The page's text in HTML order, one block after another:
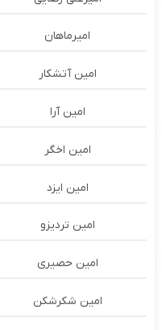
امیرماهان
امین آتشکار
امین آرا
امین اخگر
امین ایزد
امین تردیزو
امین حصیری
امین شکرشکن